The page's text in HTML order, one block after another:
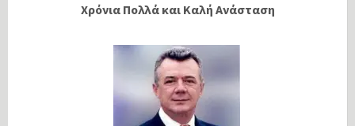
Χρόνια Πολλά και Καλή Ανάσταση